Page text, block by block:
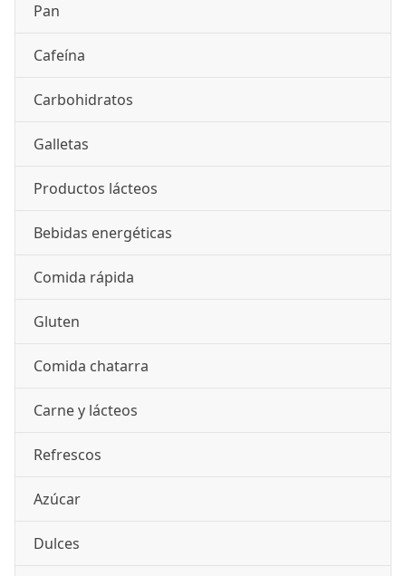
Pan
Cafeína
Carbohidratos
Galletas
Productos lácteos
Bebidas energéticas
Comida rápida
Gluten
Comida chatarra
Carne y lácteos
Refrescos
Azúcar
Dulces